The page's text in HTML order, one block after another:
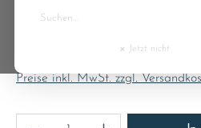
Preise inkl. MwSt. zzgl.
Czech Republic
Denmark
× Jetzt nicht